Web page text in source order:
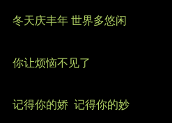
冬天庆丰年 世界多悠闲
你让烦恼不见了
记得你的娇 记得你的妙